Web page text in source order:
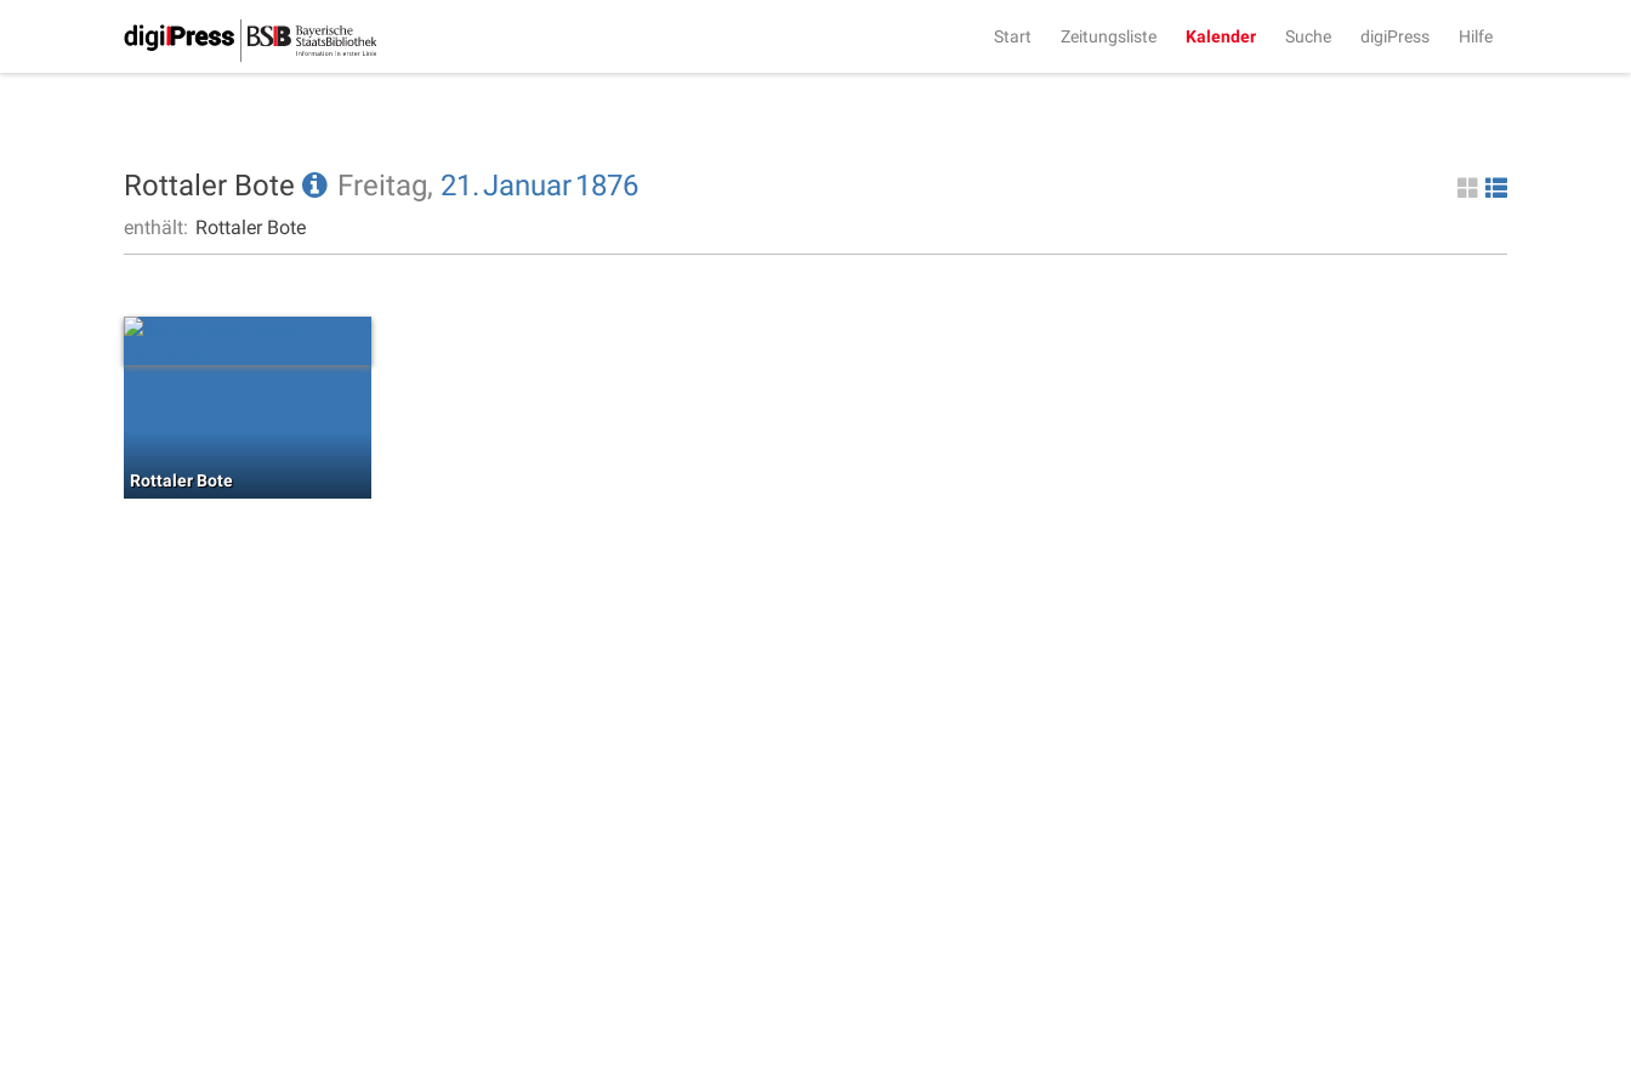
Start Zeitungsliste Kalender Suche digiPress Hilfe
Rottaler Bote Freitag, 21.Januar1876
enthält: Rottaler Bote
Rottaler Bote